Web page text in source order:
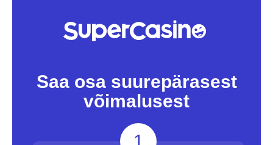
Saa osa suurepärasest
võimalusest
1